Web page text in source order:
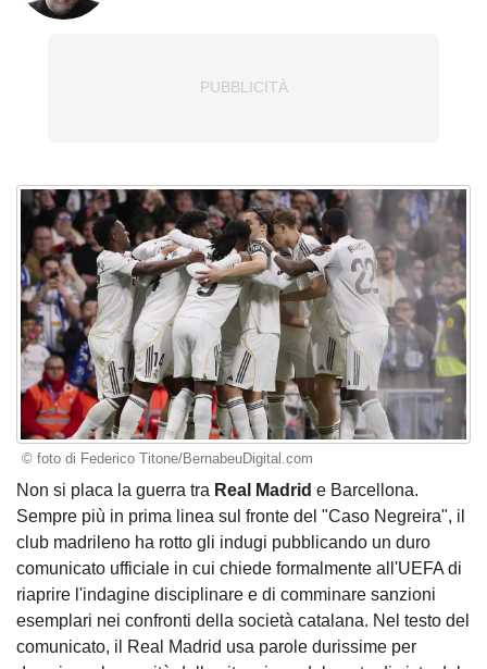
© foto di Federico Titone/BernabeuDigital.com
Non si placa la guerra tra Real Madrid e Barcellona.
Sempre più in prima linea sul fronte del "Caso Negreira", il
club madrileno ha rotto gli indugi pubblicando un duro
comunicato ufficiale in cui chiede formalmente all'UEFA di
riaprire l'indagine disciplinare e di comminare sanzioni
esemplari nei confronti della società catalana. Nel testo del
comunicato, il Real Madrid usa parole durissime per